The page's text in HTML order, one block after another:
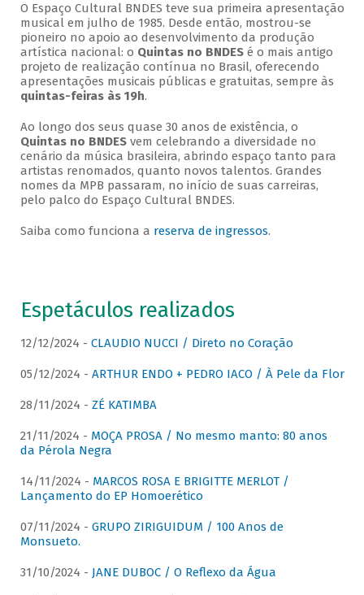
O Espaço Cultural BNDES teve sua primeira apresentação
musical em julho de 1985. Desde então, mostrou-se
pioneiro no apoio ao desenvolvimento da produção
artística nacional: o Quintas no BNDESé o mais antigo
projeto de realização contínua no Brasil, oferecendo
apresentações musicais públicas e gratuitas, sempre às
quintas-feiras às 19h.
Ao longo dos seus quase 30 anos de existência, o
Quintas no BNDESvem celebrando a diversidade no
cenário da música brasileira, abrindo espaço tanto para
artistas renomados, quanto novos talentos. Grandes
nomes da MPB passaram, no início de suas carreiras,
pelo palco do Espaço Cultural BNDES.
Saiba como funciona a reserva de ingressos.
Espetáculos realizados
12/12/2024 - CLAUDIO NUCCI / Direto no Coração
05/12/2024 - ARTHUR ENDO + PEDRO IACO / À Pele da Flor
28/11/2024 - ZÉ KATIMBA
21/11/2024 - MOÇA PROSA / No mesmo manto: 80 anos
da Pérola Negra
14/11/2024 - MARCOS ROSA E BRIGITTE MERLOT /
Lançamento do EP Homoerético
07/11/2024 - GRUPO ZIRIGUIDUM / 100 Anos de
Monsueto.
31/10/2024 - JANE DUBOC / O Reflexo da Água